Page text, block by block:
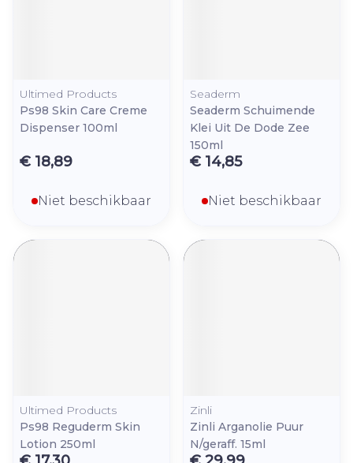
Ultimed Products
Ps98 Skin Care Creme
Dispenser 100ml
€ 18,89
Niet beschikbaar
Seaderm
Seaderm Schuimende
Klei Uit De Dode Zee
150ml
€ 14,85
Niet beschikbaar
Ultimed Products
Ps98 Reguderm Skin
Lotion 250ml
Zinli
Zinli Arganolie Puur
N/geraff. 15ml